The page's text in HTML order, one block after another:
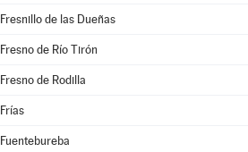
Fresnillo de las Dueñas
Fresno de Río Tirón
Fresno de Rodilla
Frías
Fuentebureba